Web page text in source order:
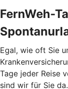
FernWeh-
Egal, wie oft Sie
Tage jeder Reise
sind wir für Sie